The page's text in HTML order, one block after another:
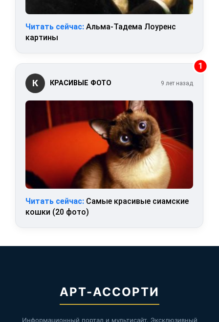
Читать сейчас: Альма-Тадема Лоуренс
картины
1
К КРАСИВЫЕ ФОТО 9 лет назад
Читать сейчас: Самые красивые сиамские
кошки (20 фото)
АРТ-АССОРТИ
Информационный портал и мультисайт. Эксклюзивный